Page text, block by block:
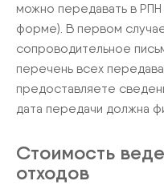
можно передавать в
форме). В первом
сопроводительное
перечень всех
предоставляете
дата передачи должна
Стоимость
отходов